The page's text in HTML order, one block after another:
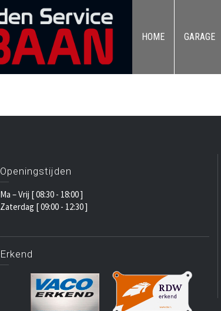
HOME GARAGE
Openingstijden
Ma – Vrij [ 08:30 - 18:00 ]
Zaterdag [ 09:00 - 12:30 ]
Erkend